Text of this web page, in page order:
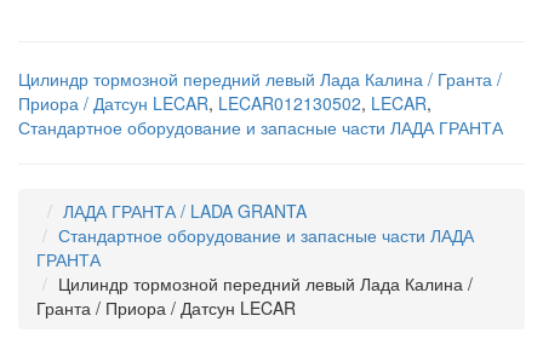
Цилиндр тормозной передний левый Лада Калина / Гранта /
Приора / Датсун LECAR, LECAR012130502, LECAR,
Стандартное оборудование и запасные части ЛАДА ГРАНТА
ЛАДА ГРАНТА / LADA GRANTA
Стандартное оборудование и запасные части ЛАДА
ГРАНТА
Цилиндр тормозной передний левый Лада Калина /
Гранта / Приора / Датсун LECAR